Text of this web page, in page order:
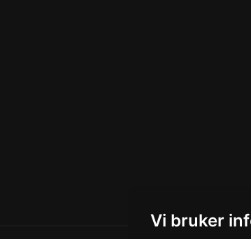
Vi bruker